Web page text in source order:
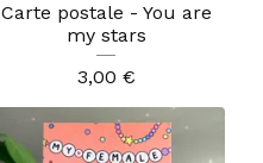
Carte postale - You are
my stars
3,00 €